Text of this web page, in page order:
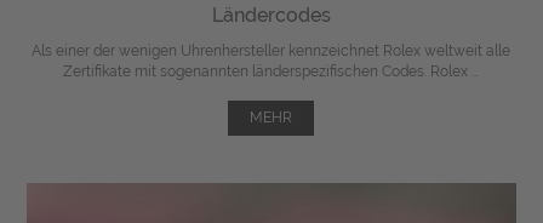
Ländercodes
Als einer der wenigen Uhrenhersteller kennzeichnet Rolex weltweit alle
Zertifikate mit sogenannten länderspezifischen Codes. Rolex ...
MEHR